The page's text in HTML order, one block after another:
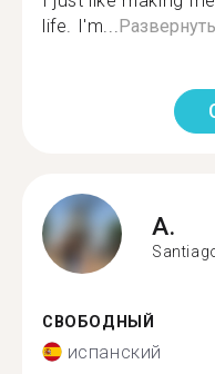
life. I'm...Развернуть
A.
СВОБОДНЫЙ
испанский